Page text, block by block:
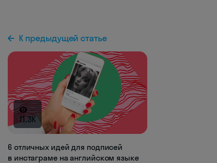
К предыдущей статье
11.3K
6 отличных идей для подписей
в инстаграме на английском языке